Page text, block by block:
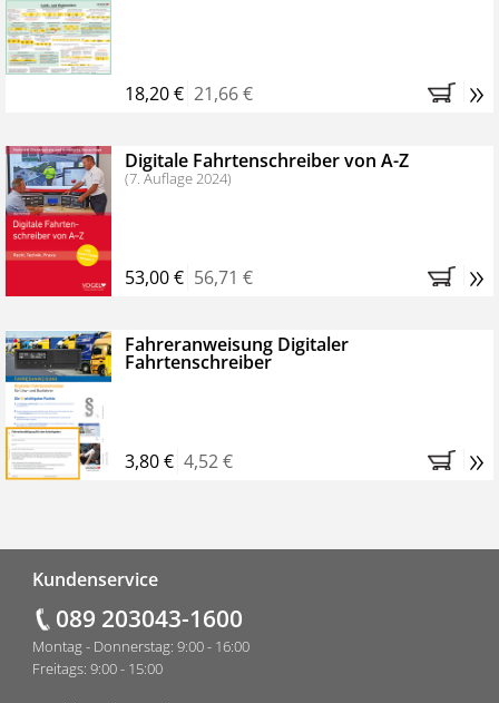
Bestellen Sie jetzt das VerkehrsRundschau Profipaket im
Kennenlern-Abo für zwei Monate (inkl. der derzeitig
Monaten brauchen Sie nichts weiter tun, das
Abonnement endet automatisch, es entstehen keine
weiteren Verpflichtungen.
18,20 € 21,66 € »
Digitale Fahrtenschreiber von A-Z
(7. Auflage 2024)
53,00 € 56,71 € »
Fahreranweisung Digitaler
Fahrtenschreiber
3,80 € 4,52 € »
Kundenservice
089 203043-1600
Montag - Donnerstag: 9:00 - 16:00
Freitags: 9:00 - 15:00